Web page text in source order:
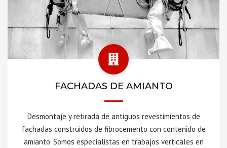
FACHADAS DE AMIANTO
Desmontaje y retirada de antiguos revestimientos de
fachadas construidos de fibrocemento con contenido de
amianto. Somos especialistas en trabajos verticales en